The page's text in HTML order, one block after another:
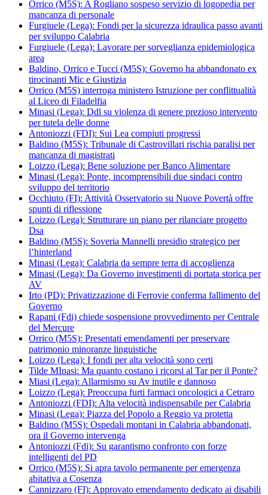
Orrico (M5S): A Rogliano sospeso servizio di logopedia per
mancanza di personale
Furgiuele (Lega): Fondi per la sicurezza idraulica passo avanti
per sviluppo Calabria
Furgiuele (Lega): Lavorare per sorveglianza epidemiologica
area
Baldino, Orrico e Tucci (M5S): Governo ha abbandonato ex
tirocinanti Mic e Giustizia
Orrico (M5S) interroga ministero Istruzione per conflittualità
al Liceo di Filadelfia
Minasi (Lega): Ddl su violenza di genere prezioso intervento
per tutela delle donne
Antoniozzi (FDI): Sui Lea compiuti progressi
Baldino (M5S): Tribunale di Castrovillari rischia paralisi per
mancanza di magistrati
Loizzo (Lega): Bene soluzione per Banco Alimentare
Minasi (Lega): Ponte, incomprensibili due sindaci contro
sviluppo del territorio
Occhiuto (FI): Attività Osservatorio su Nuove Povertà offre
spunti di riflessione
Loizzo (Lega): Strutturare un piano per rilanciare progetto
Dsa
Baldino (M5S): Soveria Mannelli presidio strategico per
l’hinterland
Minasi (Lega): Calabria da sempre terra di accoglienza
Minasi (Lega): Da Governo investimenti di portata storica per
AV
Irto (PD): Privatizzazione di Ferrovie conferma fallimento del
Governo
Rapani (Fdi) chiede sospensione provvedimento per Centrale
del Mercure
Orrico (M5S): Presentati emendamenti per preservare
patrimonio minoranze linguistiche
Loizzo (Lega): I fondi per alta velocità sono certi
Tilde MInasi: Ma quanto costano i ricorsi al Tar per il Ponte?
Miasi (Lega): Allarmismo su Av inutile e dannoso
Loizzo (Lega): Preoccupa furti farmaci oncologici a Cetraro
Antoniozzi (FDI): Alta velocità indispensabile per Calabria
Minasi (Lega): Piazza del Popolo a Reggio va protetta
Baldino (M5S): Ospedali montani in Calabria abbandonati,
ora il Governo intervenga
Antoniozzi (Fdi): Su garantismo confronto con forze
intelligenti del PD
Orrico (M5S): Si apra tavolo permanente per emergenza
abitativa a Cosenza
Cannizzaro (FI): Approvato emendamento dedicato ai disabili